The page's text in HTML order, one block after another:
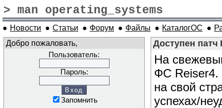
> man operating_systems
● Новости ● Статьи ● Форум ● Файлы ● КаталогОС ●
Добро пожаловать,
Пользователь:
Пароль:
Запомнить
Доступен патч
На
ФС Reiser4.
на свой
успехах/